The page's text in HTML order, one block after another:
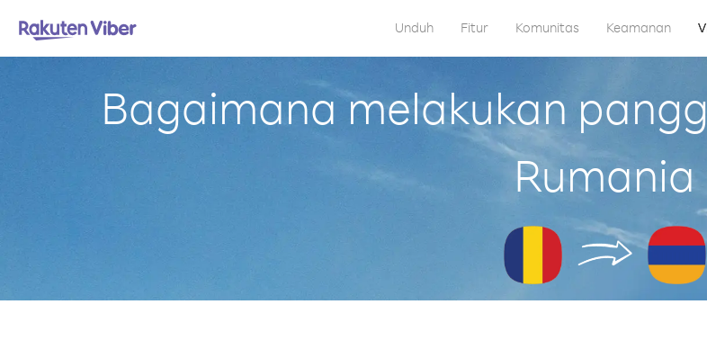
Unduh Fitur Komunitas Keamanan
Bagaimana melakukan
Rumania